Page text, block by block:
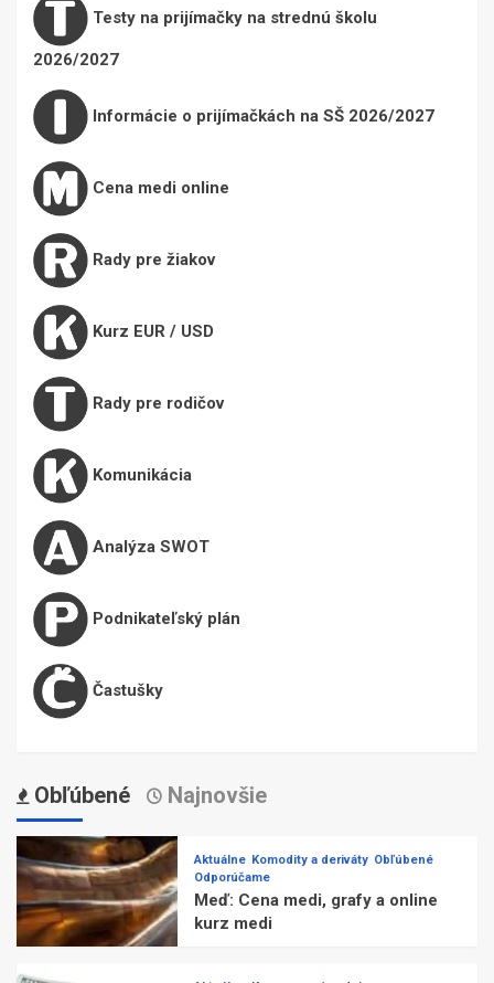
Testy na prijímačky na strednú školu
2026/2027
Informácie o prijímačkách na SŠ 2026/2027
Cena medi online
Rady pre žiakov
Kurz EUR / USD
Rady pre rodičov
Komunikácia
Analýza SWOT
Podnikateľský plán
Častušky
Obľúbené Najnovšie
Aktuálne Komodity a deriváty Obľúbené
Odporúčame
Meď: Cena medi, grafy a online
kurz medi